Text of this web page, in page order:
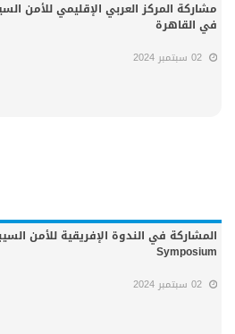
في القاهرة
02 سبتمبر 2024
Symposium
02 سبتمبر 2024